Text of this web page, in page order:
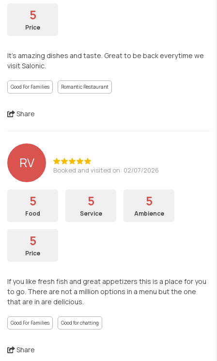
5
Price
It’s amazing dishes and taste. Great to be back everytime we
visit Salonic.
Good For Families Romantic Restaurant
Share
RV Booked and visited on: 02/07/2026
5
Food
5
Service
5
Ambience
5
Price
If you like fresh fish and great appetizers this is a place for you
to go. There are not a million options in a menu but the one
that are in are delicious.
Good For Families Good for chatting
Share